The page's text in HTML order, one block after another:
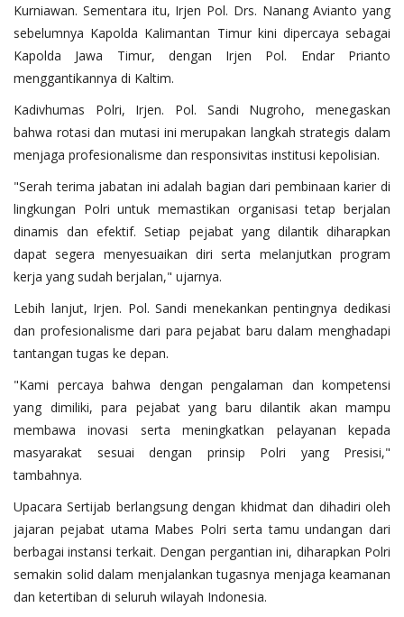
Kurniawan. Sementara itu, Irjen Pol. Drs. Nanang Avianto yang
sebelumnya Kapolda Kalimantan Timur kini dipercaya sebagai
Kapolda Jawa Timur, dengan Irjen Pol. Endar Prianto
menggantikannya di Kaltim.
Kadivhumas Polri, Irjen. Pol. Sandi Nugroho, menegaskan
bahwa rotasi dan mutasi ini merupakan langkah strategis dalam
menjaga profesionalisme dan responsivitas institusi kepolisian.
"Serah terima jabatan ini adalah bagian dari pembinaan karier di
lingkungan Polri untuk memastikan organisasi tetap berjalan
dinamis dan efektif. Setiap pejabat yang dilantik diharapkan
dapat segera menyesuaikan diri serta melanjutkan program
kerja yang sudah berjalan," ujarnya.
Lebih lanjut, Irjen. Pol. Sandi menekankan pentingnya dedikasi
dan profesionalisme dari para pejabat baru dalam menghadapi
tantangan tugas ke depan.
"Kami percaya bahwa dengan pengalaman dan kompetensi
yang dimiliki, para pejabat yang baru dilantik akan mampu
membawa inovasi serta meningkatkan pelayanan kepada
masyarakat sesuai dengan prinsip Polri yang Presisi,"
tambahnya.
Upacara Sertijab berlangsung dengan khidmat dan dihadiri oleh
jajaran pejabat utama Mabes Polri serta tamu undangan dari
berbagai instansi terkait. Dengan pergantian ini, diharapkan Polri
semakin solid dalam menjalankan tugasnya menjaga keamanan
dan ketertiban di seluruh wilayah Indonesia.